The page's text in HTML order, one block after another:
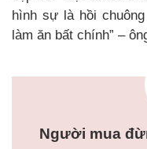
hình sự là hồi
làm ăn bất chính” –
Người mua